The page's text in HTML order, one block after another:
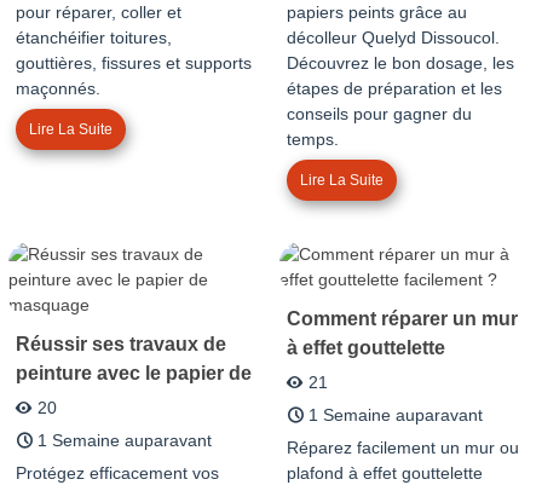
pour réparer, coller et
étanchéifier toitures,
gouttières, fissures et supports
maçonnés.
Lire La Suite
papiers peints grâce au
décolleur Quelyd Dissoucol.
Découvrez le bon dosage, les
étapes de préparation et les
conseils pour gagner du
temps.
Lire La Suite
Réussir ses travaux de
peinture avec le papier de
masquage
20
1 Semaine auparavant
Protégez efficacement vos
Comment réparer un mur
à effet gouttelette
facilement ?
21
1 Semaine auparavant
Réparez facilement un mur ou
plafond à effet gouttelette